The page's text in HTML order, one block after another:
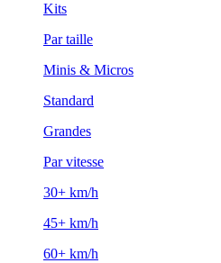
Kits
Par taille
Minis & Micros
Standard
Grandes
Par vitesse
30+ km/h
45+ km/h
60+ km/h